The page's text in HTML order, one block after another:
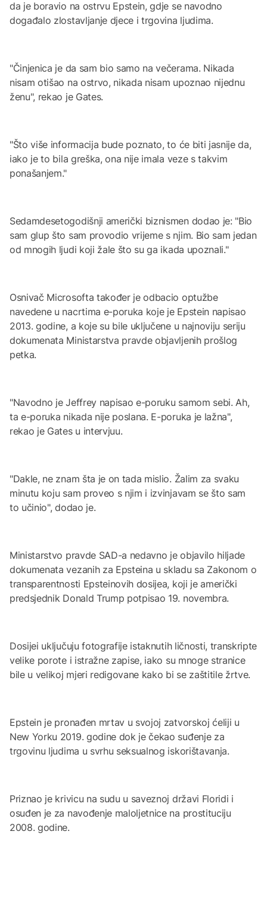
da je boravio na ostrvu Epstein, gdje se navodno
događalo zlostavljanje djece i trgovina ljudima.
"Činjenica je da sam bio samo na večerama. Nikada
nisam otišao na ostrvo, nikada nisam upoznao nijednu
ženu", rekao je Gates.
"Što više informacija bude poznato, to će biti jasnije da,
iako je to bila greška, ona nije imala veze s takvim
ponašanjem."
Sedamdesetogodišnji američki biznismen dodao je: "Bio
sam glup što sam provodio vrijeme s njim. Bio sam jedan
od mnogih ljudi koji žale što su ga ikada upoznali."
Osnivač Microsofta također je odbacio optužbe
navedene u nacrtima e-poruka koje je Epstein napisao
2013. godine, a koje su bile uključene u najnoviju seriju
dokumenata Ministarstva pravde objavljenih prošlog
petka.
"Navodno je Jeffrey napisao e-poruku samom sebi. Ah,
ta e-poruka nikada nije poslana. E-poruka je lažna",
rekao je Gates u intervjuu.
"Dakle, ne znam šta je on tada mislio. Žalim za svaku
minutu koju sam proveo s njim i izvinjavam se što sam
to učinio", dodao je.
Ministarstvo pravde SAD-a nedavno je objavilo hiljade
dokumenata vezanih za Epsteina u skladu sa Zakonom o
transparentnosti Epsteinovih dosijea, koji je američki
predsjednik Donald Trump potpisao 19. novembra.
Dosijei uključuju fotografije istaknutih ličnosti, transkripte
velike porote i istražne zapise, iako su mnoge stranice
bile u velikoj mjeri redigovane kako bi se zaštitile žrtve.
Epstein je pronađen mrtav u svojoj zatvorskoj ćeliji u
New Yorku 2019. godine dok je čekao suđenje za
trgovinu ljudima u svrhu seksualnog iskorištavanja.
Priznao je krivicu na sudu u saveznoj državi Floridi i
osuđen je za navođenje maloljetnice na prostituciju
2008. godine.